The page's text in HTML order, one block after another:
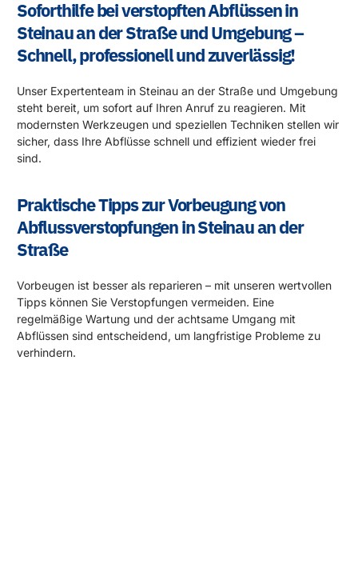
Soforthilfe bei verstopften Abflüssen in
Steinau an der Straße und Umgebung –
Schnell, professionell und zuverlässig!
Unser Expertenteam in Steinau an der Straße und Umgebung
steht bereit, um sofort auf Ihren Anruf zu reagieren. Mit
modernsten Werkzeugen und speziellen Techniken stellen wir
sicher, dass Ihre Abflüsse schnell und effizient wieder frei
sind.
Praktische Tipps zur Vorbeugung von
Abflussverstopfungen in Steinau an der
Straße
Vorbeugen ist besser als reparieren – mit unseren wertvollen
Tipps können Sie Verstopfungen vermeiden. Eine
regelmäßige Wartung und der achtsame Umgang mit
Abflüssen sind entscheidend, um langfristige Probleme zu
verhindern.